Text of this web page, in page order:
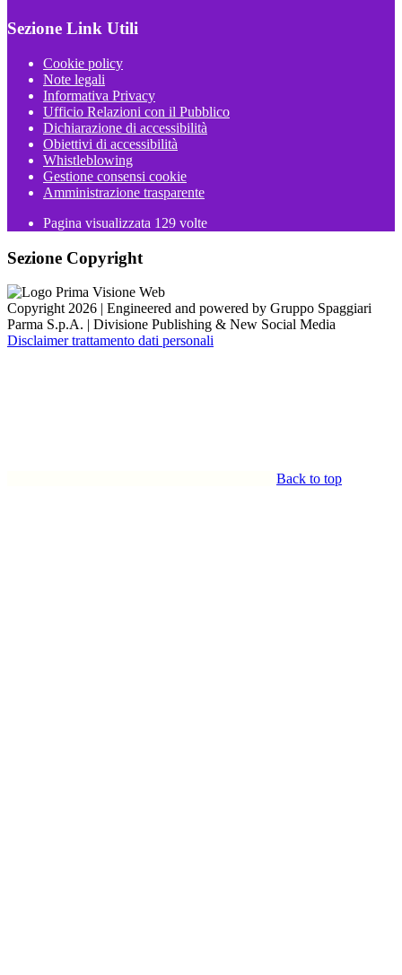
Sezione Link Utili
Cookie policy
Note legali
Informativa Privacy
Ufficio Relazioni con il Pubblico
Dichiarazione di accessibilità
Obiettivi di accessibilità
Whistleblowing
Gestione consensi cookie
Amministrazione trasparente
Pagina visualizzata 129 volte
Sezione Copyright
Copyright 2026 | Engineered and powered by Gruppo Spaggiari
Parma S.p.A. | Divisione Publishing & New Social Media
Disclaimer trattamento dati personali
Back to top